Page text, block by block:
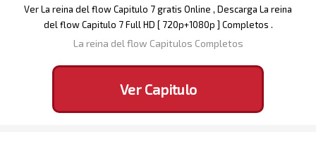
Ver La reina del flow Capitulo 7 gratis Online , Descarga La reina
del flow Capitulo 7 Full HD [ 720p+1080p ] Completos .
La reina del flow Capitulos Completos
Ver Capitulo